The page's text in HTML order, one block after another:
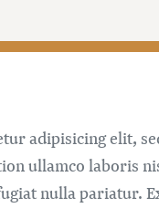
adipisicing elit,
ullamco laboris
nulla pariatur.